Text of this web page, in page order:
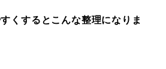
くするとこんな整理になりま